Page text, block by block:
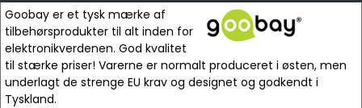
Goobay er et tysk mærke af
tilbehørsprodukter til alt inden for
elektronikverdenen. God kvalitet
til stærke priser! Varerne er normalt produceret i østen, men
underlagt de strenge EU krav og designet og godkendt i
Tyskland.